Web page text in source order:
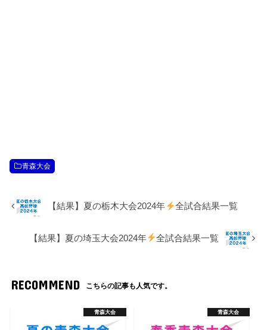
青森大会
【結果】夏の栃木大会2024年 全試合結果一覧
【結果】夏の埼玉大会2024年 全試合結果一覧
RECOMMEND こちらの記事も人気です。
青森大会 青森大会